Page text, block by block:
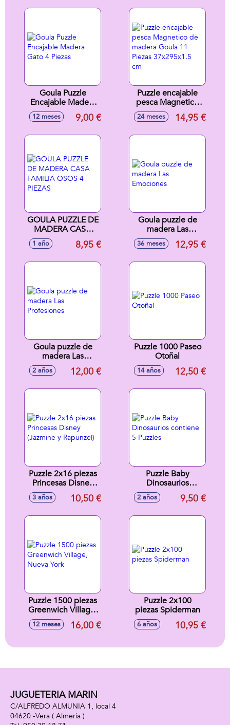
Goula Puzzle
Encajable Madera
Gato 4 Piezas
12 meses 9,00 €
Puzzle encajable
pesca Magnetico
de madera Goula
11 Piezas
24 meses 14,95 €
GOULA PUZZLE DE
MADERA CASA
FAMILIA OSOS 4
PIEZAS
1 año 8,95 €
Goula puzzle de
madera Las
Emociones
36 meses 12,95 €
Goula puzzle de
madera Las
Profesiones
2 años 12,00 €
Puzzle 1000 Paseo
Otoñal
14 años 12,50 €
Puzzle 2x16 piezas
Princesas Disney
(Jazmine y
Rapunzel)
3 años 10,50 €
Puzzle Baby
Dinosaurios
contiene 5 Puzzles
2 años 9,50 €
Puzzle 1500 piezas
Greenwich Village,
Nueva York
12 meses 16,00 €
Puzzle 2x100
piezas Spiderman
6 años 10,95 €
JUGUETERIA MARIN
C/ALFREDO ALMUNIA 1, local 4
04620 -Vera ( Almeria )